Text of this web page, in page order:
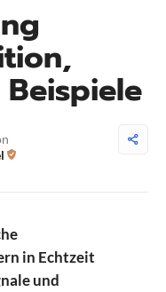
in Echtzeit
und